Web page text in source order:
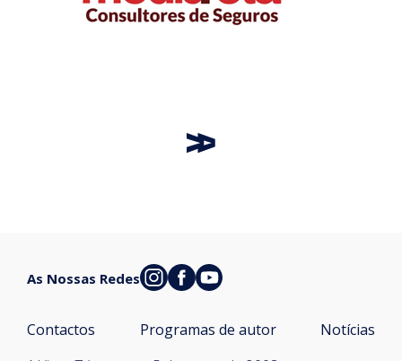
Contactos Programas de autor Notícias
As Nossas Redes